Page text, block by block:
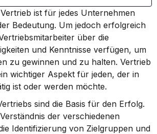
ist für jedes Unternehmen
Bedeutung. Um jedoch erfolgreich
über die
und Kenntnisse verfügen, um
zu gewinnen und zu halten. Vertrieb
wichtiger Aspekt für jeden, der in
ist oder werden möchte.
sind die Basis für den Erfolg.
der verschiedenen
Identifizierung von Zielgruppen und